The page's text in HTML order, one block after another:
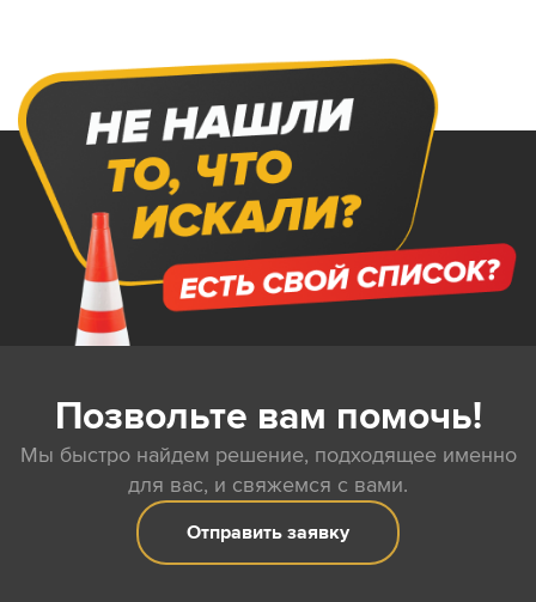
Позвольте вам помочь!
Мы быстро найдем решение, подходящее именно
для вас, и свяжемся с вами.
Отправить заявку